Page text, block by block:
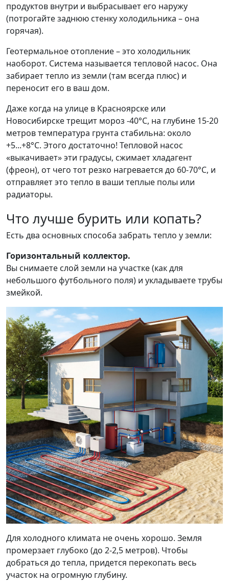
продуктов внутри и выбрасывает его наружу
(потрогайте заднюю стенку холодильника – она
горячая).
Геотермальное отопление – это холодильник
наоборот. Система называется тепловой насос. Она
забирает тепло из земли (там всегда плюс) и
переносит его в ваш дом.
Даже когда на улице в Красноярске или
Новосибирске трещит мороз -40°C, на глубине 15-20
метров температура грунта стабильна: около
+5...+8°C. Этого достаточно! Тепловой насос
«выкачивает» эти градусы, сжимает хладагент
(фреон), от чего тот резко нагревается до 60-70°C, и
отправляет это тепло в ваши теплые полы или
радиаторы.
Что лучше бурить или копать?
Есть два основных способа забрать тепло у земли:
Горизонтальный коллектор.
Вы снимаете слой земли на участке (как для
небольшого футбольного поля) и укладываете трубы
змейкой.
Для холодного климата не очень хорошо. Земля
промерзает глубоко (до 2-2,5 метров). Чтобы
добраться до тепла, придется перекопать весь
участок на огромную глубину.